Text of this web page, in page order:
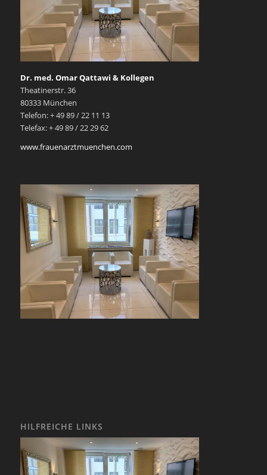
Dr. med. Omar Qattawi & Kollegen
Theatinerstr. 36
80333 München
Telefon: + 49 89 / 22 11 13
Telefax: + 49 89 / 22 29 62
www.frauenarztmuenchen.com
HILFREICHE LINKS